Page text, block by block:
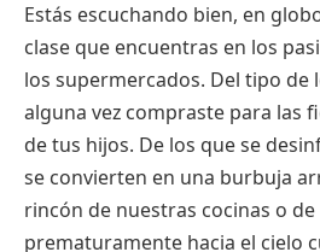
Estás escuchando bien, en
clase que encuentras en los
los supermercados. Del tipo de
alguna vez compraste para las
de tus hijos. De los que se
se convierten en una burbuja
rincón de nuestras cocinas o
prematuramente hacia el cielo